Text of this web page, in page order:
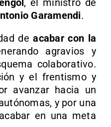
, el ministro de
Garamendi.
deacabar con la
agravios y
colaborativo.
y el frentismo y
avanzar hacia un
y por una
en una meta